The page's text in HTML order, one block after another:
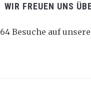
WIR FREUEN UNS
Besuche auf